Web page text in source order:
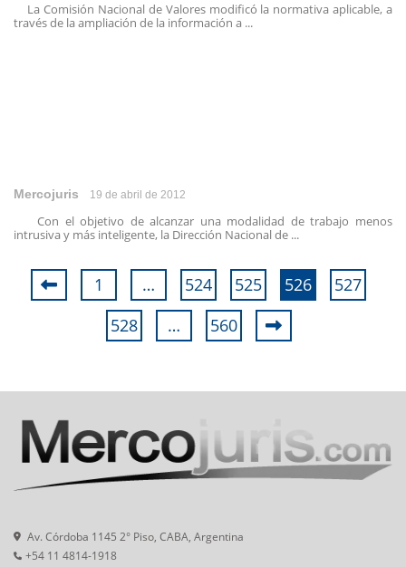
La Comisión Nacional de Valores modificó la normativa aplicable, a
través de la ampliación de la información a ...
Mercojuris 19 de abril de 2012
Con el objetivo de alcanzar una modalidad de trabajo menos
intrusiva y más inteligente, la Dirección Nacional de ...
1 … 524 525 526
527
528
… 560
Av. Córdoba 1145 2° Piso, CABA, Argentina
+54 11 4814-1918